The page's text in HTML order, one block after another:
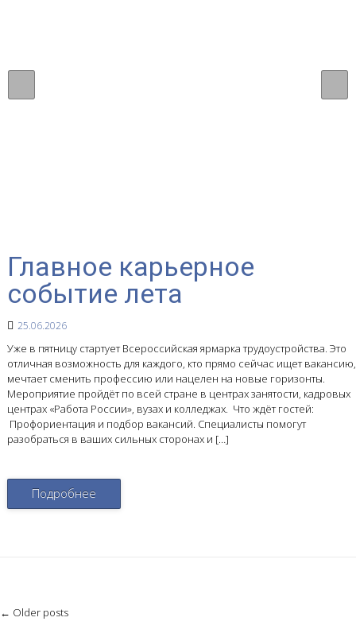
Главное карьерное
событие лета
25.06.2026
Уже в пятницу стартует Всероссийская ярмарка трудоустройства. Это
отличная возможность для каждого, кто прямо сейчас ищет вакансию,
мечтает сменить профессию или нацелен на новые горизонты.
Мероприятие пройдёт по всей стране в центрах занятости, кадровых
центрах «Работа России», вузах и колледжах. Что ждёт гостей:
Профориентация и подбор вакансий. Специалисты помогут
разобраться в ваших сильных сторонах и […]
Подробнее
Post
← Older posts